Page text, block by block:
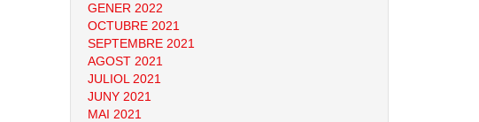
GENER 2022
OCTUBRE 2021
SEPTEMBRE 2021
AGOST 2021
JULIOL 2021
JUNY 2021
MAI 2021